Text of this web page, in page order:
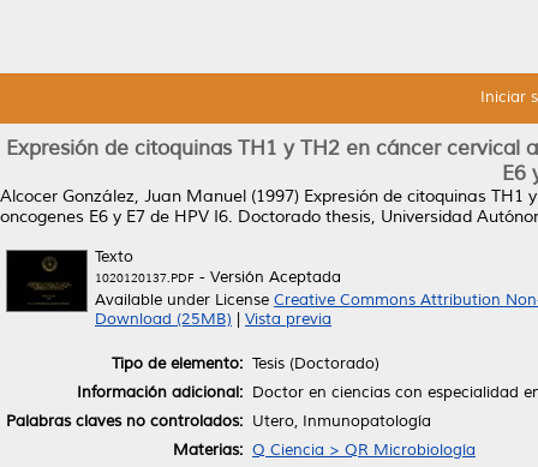
Iniciar
Expresión de citoquinas TH1 y TH2 en cáncer cervical
E6
Alcocer González, Juan Manuel (1997) Expresión de citoquinas TH1
oncogenes E6 y E7 de HPV I6. Doctorado thesis, Universidad
Texto
1020120137.PDF - Versión Aceptada
Available under License Creative Commons Attribution
Download (25MB)
Vista previa
Tipo de elemento: Tesis (Doctorado)
Información adicional: Doctor en ciencias con especialidad
Palabras claves no controlados: Utero, Inmunopatología
Materias: Q Ciencia > QR Microbiología